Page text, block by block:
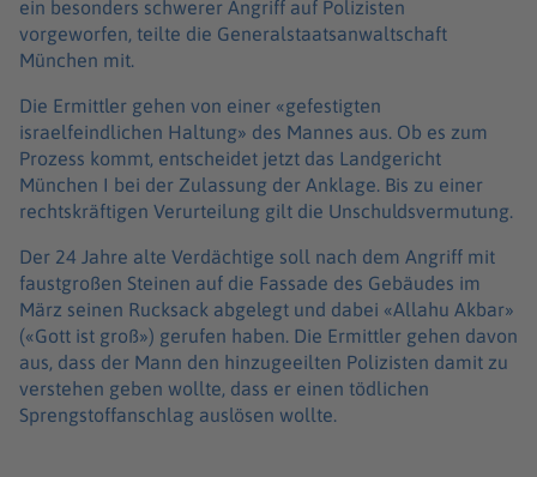
ein besonders schwerer Angriff auf Polizisten
vorgeworfen, teilte die Generalstaatsanwaltschaft
München mit.
Die Ermittler gehen von einer «gefestigten
israelfeindlichen Haltung» des Mannes aus. Ob es zum
Prozess kommt, entscheidet jetzt das Landgericht
München I bei der Zulassung der Anklage. Bis zu einer
rechtskräftigen Verurteilung gilt die Unschuldsvermutung.
Der 24 Jahre alte Verdächtige soll nach dem Angriff mit
faustgroßen Steinen auf die Fassade des Gebäudes im
März seinen Rucksack abgelegt und dabei «Allahu Akbar»
(«Gott ist groß») gerufen haben. Die Ermittler gehen davon
aus, dass der Mann den hinzugeeilten Polizisten damit zu
verstehen geben wollte, dass er einen tödlichen
Sprengstoffanschlag auslösen wollte.